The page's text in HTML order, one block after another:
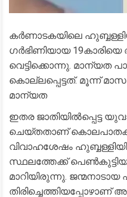
കർണാടകയിലെ
ഗർഭിണിയായ
വെട്ടിക്കൊന്നു. മാന്യത
കൊല്ലപ്പെട്ടത്. മൂന്ന്
മാന്യത
ഇതര ജാതിയിൽപ്പെട്ട
ചെയ്തതാണ്
വിവാഹശേഷം
സ്ഥലത്തേക്ക്
മാറിയിരുന്നു. ജന്മനാടായ